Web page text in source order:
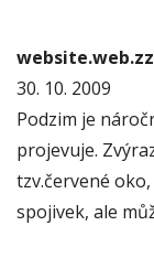
30. 10. 2009
Podzim je
projevuje.
tzv.červené
spojivek, ale